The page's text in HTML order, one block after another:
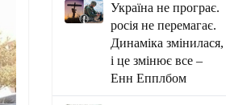
Україна не програє.
росія не перемагає.
Динаміка змінилася,
і це змінює все –
Енн Епплбом